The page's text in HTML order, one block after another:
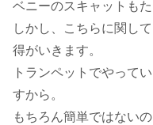
ベニーのスキャットも
しかし、こちらに関し
得がいきます。
トランペットでやって
すから。
もちろん簡単ではない